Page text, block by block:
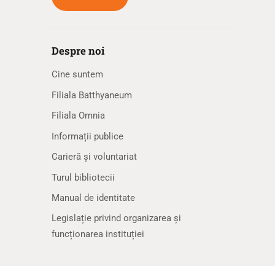
Despre noi
Cine suntem
Filiala Batthyaneum
Filiala Omnia
Informații publice
Carieră și voluntariat
Turul bibliotecii
Manual de identitate
Legislație privind organizarea și
funcționarea instituției